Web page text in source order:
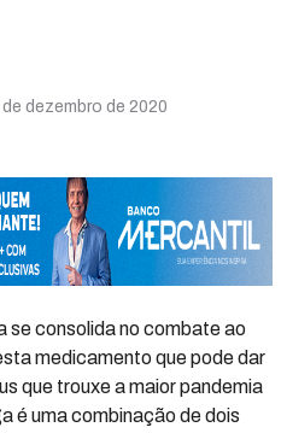
dezembro de 2020
se consolida no combate ao
medicamento que pode dar
que trouxe a maior pandemia
é uma combinação de dois